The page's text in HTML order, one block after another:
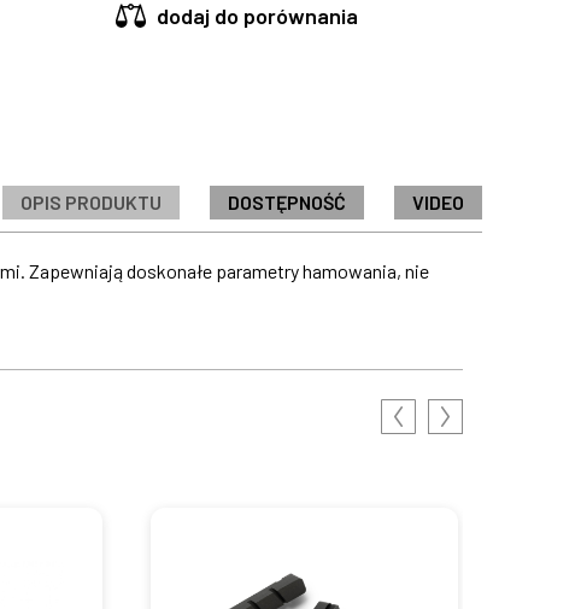
dodaj do porównania
OPIS PRODUKTU DOSTĘPNOŚĆ VIDEO
Zapewniają doskonałe parametry hamowania, nie